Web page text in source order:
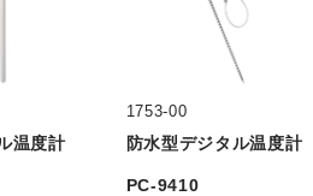
温度計
1753-00
防水型デジタル温度計
PC-9410